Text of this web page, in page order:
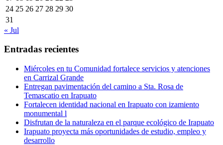
24 25 26 27 28 29 30
31
« Jul
Entradas recientes
Miércoles en tu Comunidad fortalece servicios y atenciones
en Carrizal Grande
Entregan pavimentación del camino a Sta. Rosa de
Temascatio en Irapuato
Fortalecen identidad nacional en Irapuato con izamiento
monumental l
Disfrutan de la naturaleza en el parque ecológico de Irapuato
Irapuato proyecta más oportunidades de estudio, empleo y
desarrollo